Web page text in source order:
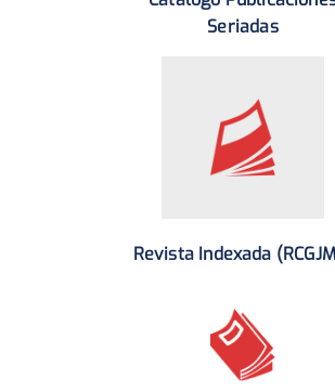
Seriadas
Revista Indexada